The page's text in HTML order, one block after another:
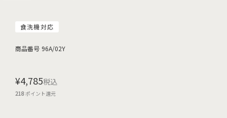
食洗機対応
商品番号 96A/02Y
¥4,785税込
218ポイント還元